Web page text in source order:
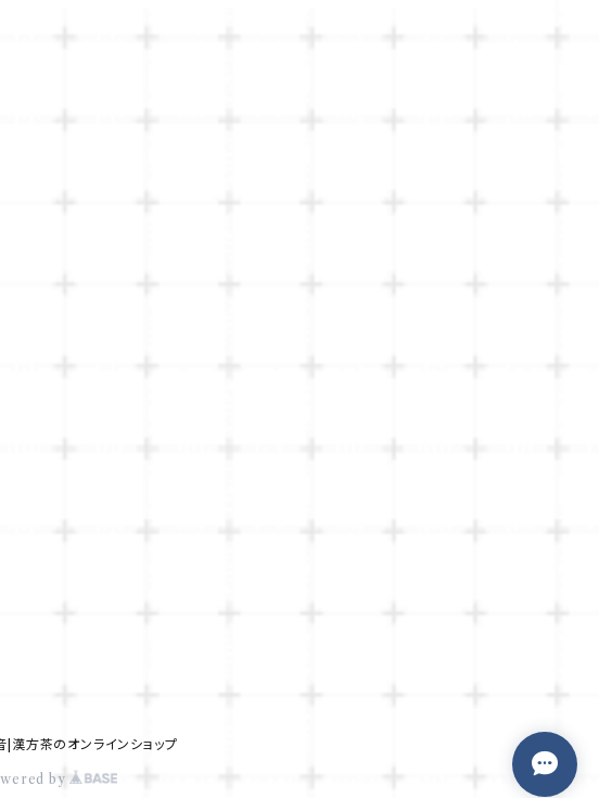
方茶のオンラインショップ
by